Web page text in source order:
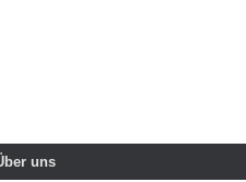
uns